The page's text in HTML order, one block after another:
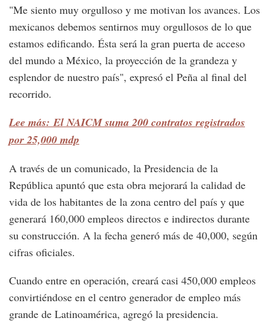
"Me siento muy orgulloso y me motivan los avances. Los
mexicanos debemos sentirnos muy orgullosos de lo que
estamos edificando. Ésta será la gran puerta de acceso
del mundo a México, la proyección de la grandeza y
esplendor de nuestro país", expresó el Peña al final del
recorrido.
Lee más: El NAICM suma 200 contratos registrados
por 25,000 mdp
A través de un comunicado, la Presidencia de la
República apuntó que esta obra mejorará la calidad de
vida de los habitantes de la zona centro del país y que
generará 160,000 empleos directos e indirectos durante
su construcción. A la fecha generó más de 40,000, según
cifras oficiales.
Cuando entre en operación, creará casi 450,000 empleos
convirtiéndose en el centro generador de empleo más
grande de Latinoamérica, agregó la presidencia.